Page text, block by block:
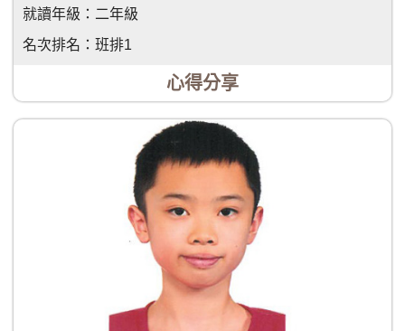
就讀年級： 二年級
名次排名： 班排1
心得分享